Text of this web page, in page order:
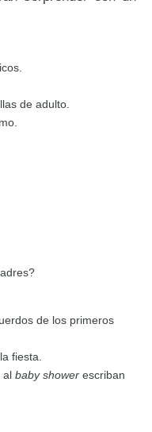
de adulto.
de los primeros
fiesta.
al baby shower escriban